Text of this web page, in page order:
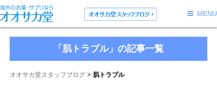
MENU
「肌トラブル」の記事一覧
オオサカ堂スタッフブログ 肌トラブル